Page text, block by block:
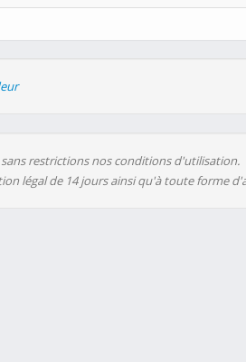
restrictions nos conditions d'utilisation.
légal de 14 jours ainsi qu'à toute forme